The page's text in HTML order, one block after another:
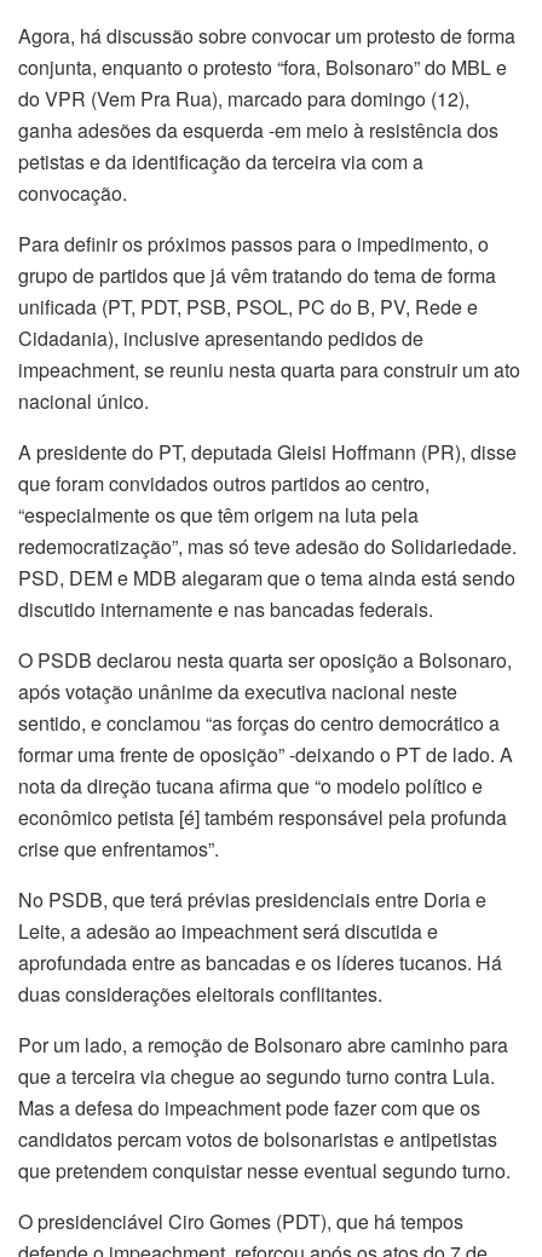
Agora, há discussão sobre convocar um protesto de forma
conjunta, enquanto o protesto “fora, Bolsonaro” do MBL e
do VPR (Vem Pra Rua), marcado para domingo (12),
ganha adesões da esquerda -em meio à resistência dos
petistas e da identificação da terceira via com a
convocação.
Para definir os próximos passos para o impedimento, o
grupo de partidos que já vêm tratando do tema de forma
unificada (PT, PDT, PSB, PSOL, PC do B, PV, Rede e
Cidadania), inclusive apresentando pedidos de
impeachment, se reuniu nesta quarta para construir um ato
nacional único.
A presidente do PT, deputada Gleisi Hoffmann (PR), disse
que foram convidados outros partidos ao centro,
“especialmente os que têm origem na luta pela
redemocratização”, mas só teve adesão do Solidariedade.
PSD, DEM e MDB alegaram que o tema ainda está sendo
discutido internamente e nas bancadas federais.
O PSDB declarou nesta quarta ser oposição a Bolsonaro,
após votação unânime da executiva nacional neste
sentido, e conclamou “as forças do centro democrático a
formar uma frente de oposição” -deixando o PT de lado. A
nota da direção tucana afirma que “o modelo político e
econômico petista [é] também responsável pela profunda
crise que enfrentamos”.
No PSDB, que terá prévias presidenciais entre Doria e
Leite, a adesão ao impeachment será discutida e
aprofundada entre as bancadas e os líderes tucanos. Há
duas considerações eleitorais conflitantes.
Por um lado, a remoção de Bolsonaro abre caminho para
que a terceira via chegue ao segundo turno contra Lula.
Mas a defesa do impeachment pode fazer com que os
candidatos percam votos de bolsonaristas e antipetistas
que pretendem conquistar nesse eventual segundo turno.
O presidenciável Ciro Gomes (PDT), que há tempos